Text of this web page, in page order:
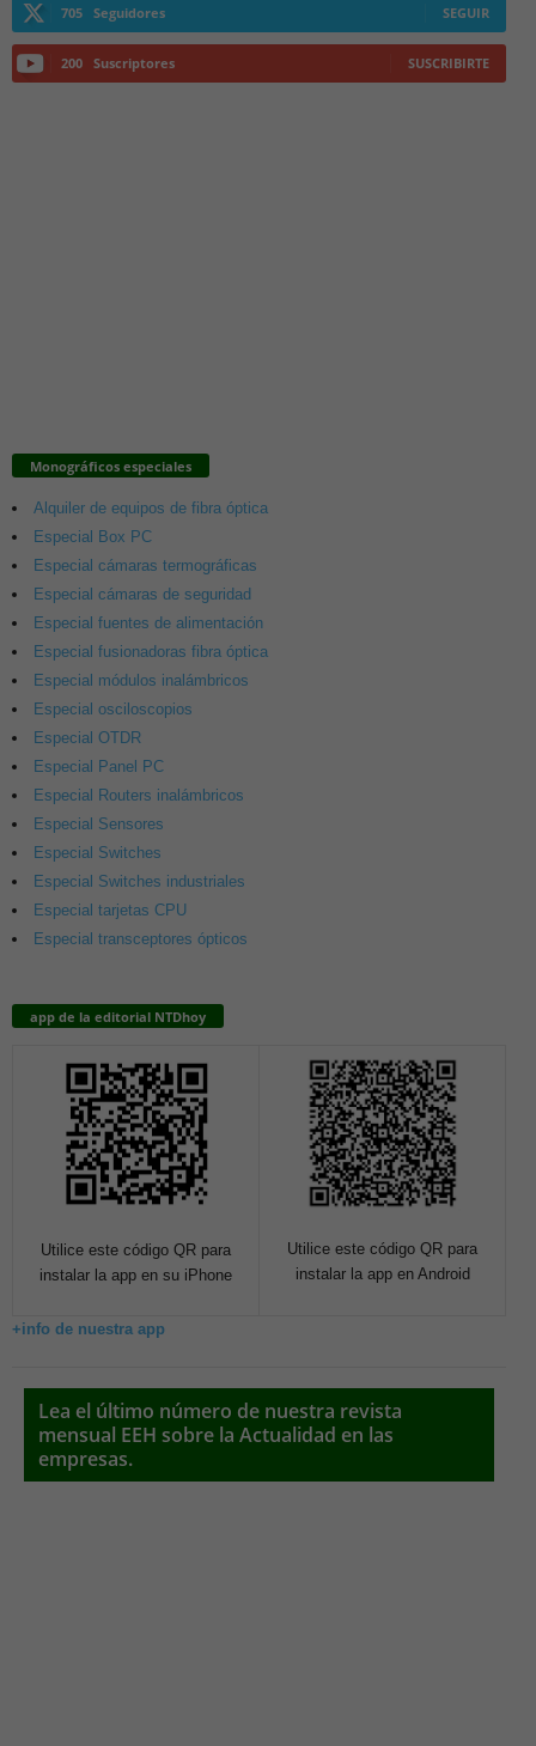
705 Seguidores SEGUIR
200 Suscriptores SUSCRIBIRTE
Monográficos especiales
Alquiler de equipos de fibra óptica
Especial Box PC
Especial cámaras termográficas
Especial cámaras de seguridad
Especial fuentes de alimentación
Especial fusionadoras fibra óptica
Especial módulos inalámbricos
Especial osciloscopios
Especial OTDR
Especial Panel PC
Especial Routers inalámbricos
Especial Sensores
Especial Switches
Especial Switches industriales
Especial tarjetas CPU
Especial transceptores ópticos
app de la editorial NTDhoy
Utilice este código QR para
instalar la app en su iPhone
Utilice este código QR para
instalar la app en Android
+info de nuestra app
Lea el último número de nuestra revista
mensual EEH sobre la Actualidad en las
empresas.